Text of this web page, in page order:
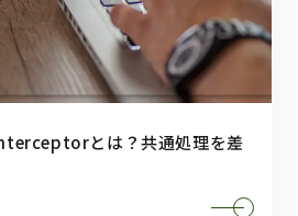
とは？共通処理を差